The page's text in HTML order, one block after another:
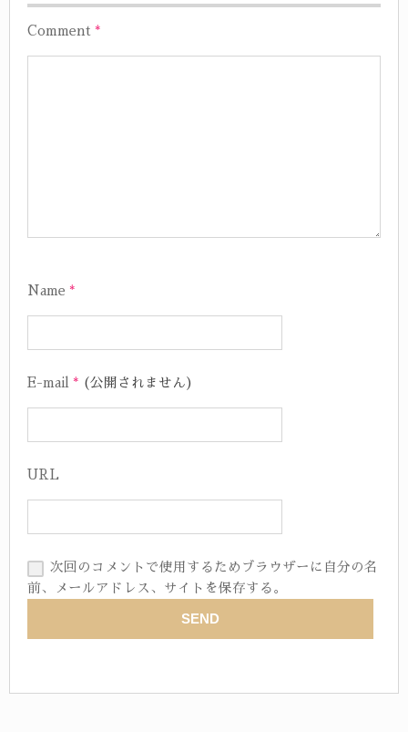
Comment *
Name *
E-mail * (公開されません)
URL
次回のコメントで使用するためブラウザーに自分の名
前、メールアドレス、サイトを保存する。